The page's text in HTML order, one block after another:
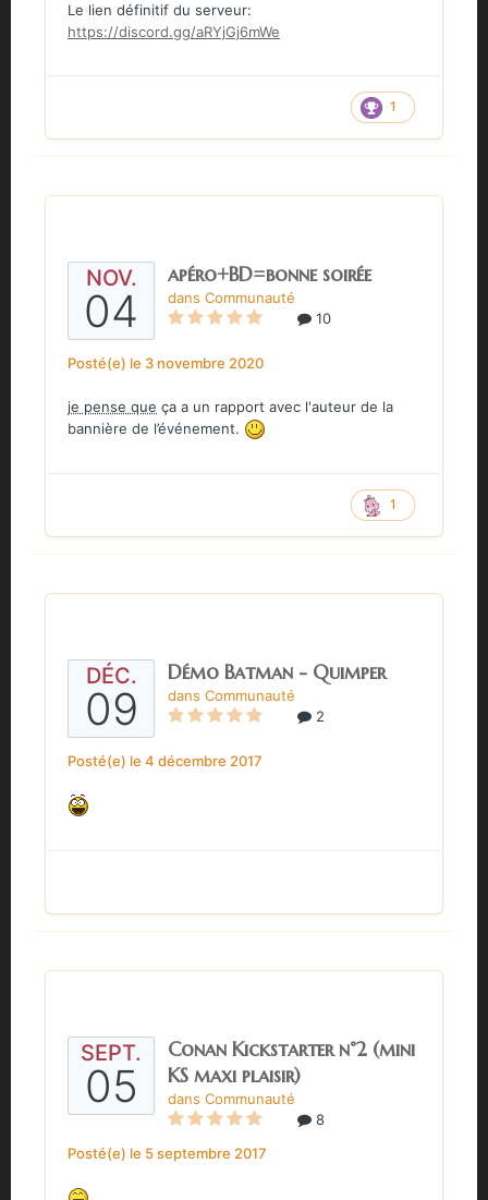
Le lien définitif du serveur:
https://discord.gg/aRYjGj6mWe
1
NOV.
04
apéro+BD=bonne soirée
dans Communauté
10
Posté(e) le 3 novembre 2020
je pense que ça a un rapport avec l'auteur de la
bannière de l’événement.
1
DÉC.
09
Démo Batman - Quimper
dans Communauté
2
Posté(e) le 4 décembre 2017
SEPT.
05
Conan Kickstarter n°2 (mini
KS maxi plaisir)
dans Communauté
8
Posté(e) le 5 septembre 2017